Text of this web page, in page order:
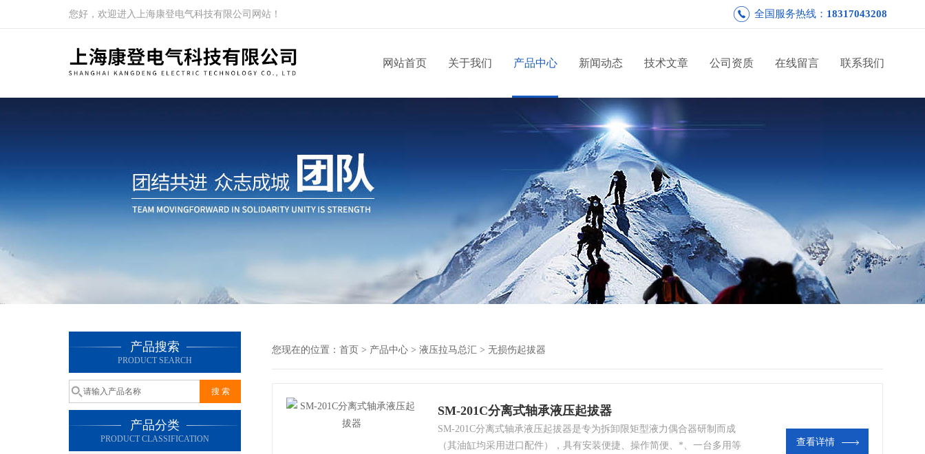
您好，欢迎进入上海康登电气科技有限公司网站！ 全国服务热线： 18317043208
网站首页 关于我们 产品中心 新闻动态 技术文章 公司资质 在线留言 联系我们
产品搜索
PRODUCT SEARCH
产品分类
PRODUCT CLASSIFICATION
您现在的位置： 首页 > 产品中心 > 液压拉马总汇 > 无损伤起拔器
SM-201C分离式轴承液压起拔器
SM-201C分离式轴承液压起拔器是专为拆卸限矩型液力偶合器研制而成
（其油缸均采用进口配件），具有安装便捷、操作简便、*、一台多用等
查看详情